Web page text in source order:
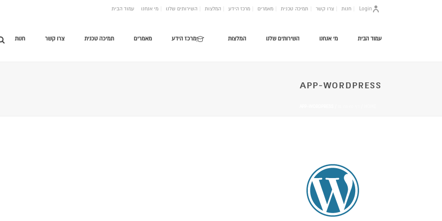
חנות צרו קשר תמיכה טכנית מאמרים מרכז הידע המלצות השירותים שלנו מי אנחנו עמוד הבית Login
חנות צרו קשר תמיכה טכנית מאמרים מרכז הידע המלצות השירותים שלנו מי אנחנו עמוד הבית
APP-WORDPRESS